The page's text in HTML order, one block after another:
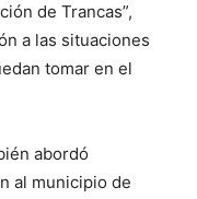
de Trancas”,
a las situaciones
tomar en el
abordó
al municipio de